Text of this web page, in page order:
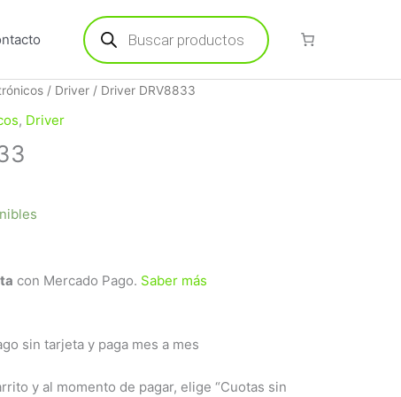
Búsqueda
de
productos
/ Driver / Driver DRV8833
, Driver
con Mercado Pago. Saber más
sin tarjeta y paga mes a mes
y al momento de pagar, elige “Cuotas sin